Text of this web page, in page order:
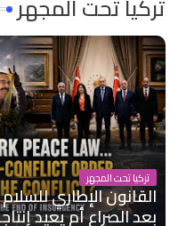
تركيا تحت المجهر
تركيا تحت المجهر
القانون الإطاري
بعد الصراع أم يعيد